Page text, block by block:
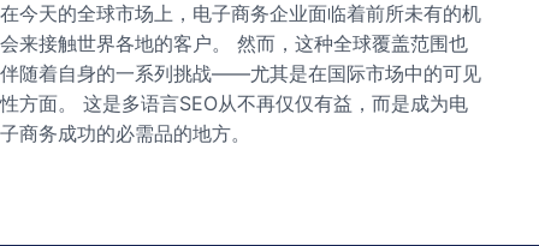
在今天的全球市场上，电子商务企业面临着前所未有的机
会来接触世界各地的客户。 然而，这种全球覆盖范围也
伴随着自身的一系列挑战——尤其是在国际市场中的可见
性方面。 这是多语言SEO从不再仅仅有益，而是成为电
子商务成功的必需品的地方。